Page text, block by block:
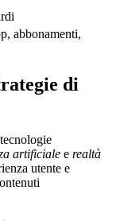
abbonamenti,
di
artificiale e realtà
utente e